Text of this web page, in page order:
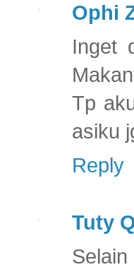
Ophi
Inget
Tp
asiku
Reply
Tuty